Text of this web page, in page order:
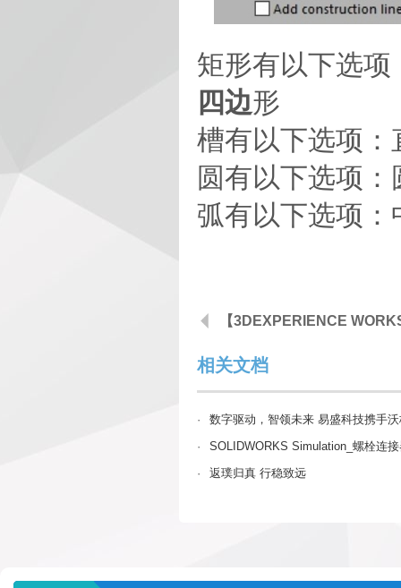
矩形有以下选
四边形
槽有以下选项
圆有以下选项：
弧有以下选项
相关文档
·
数字驱动，智领未来 易盛科技携手
·
SOLIDWORKS Simulation_螺栓连
·
返璞归真 行稳致远